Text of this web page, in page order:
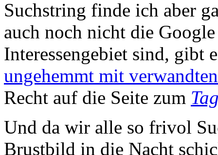
Suchstring finde ich aber
auch noch nicht die
Interessengebiet sind, gibt
ungehemmt mit verwandten
Recht auf die Seite zum
Und da wir alle so frivol
Brustbild in die Nacht